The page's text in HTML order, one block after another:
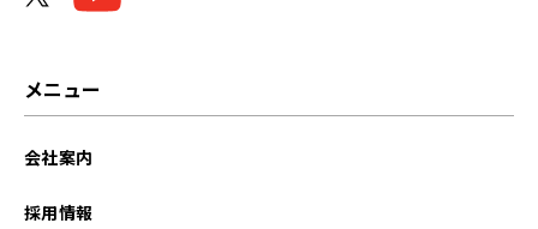
メニュー
会社案内
採用情報